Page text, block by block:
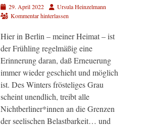
Veröffentlicht
am
29. April 2022 AutorUrsula Heinzelmann
Kommentar hinterlassen
Hier in Berlin – meiner Heimat – ist
der Frühling regelmäßig eine
Erinnerung daran, daß Erneuerung
immer wieder geschieht und möglich
ist. Des Winters frösteliges Grau
scheint unendlich, treibt alle
Nichtberliner*innen an die Grenzen
der seelischen Belastbarkeit… und